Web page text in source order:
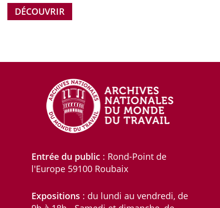
DÉCOUVRIR
Entrée du public : Rond-Point de
l'Europe 59100 Roubaix
Expositions : du lundi au vendredi, de